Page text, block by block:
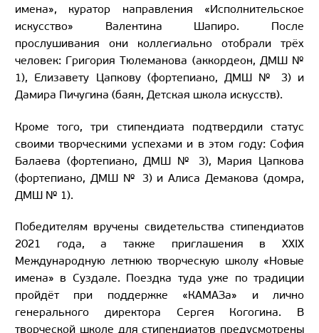
имена», куратор направления «Исполнительское
искусство» Валентина Шапиро. После
прослушивания они коллегиально отобрали трёх
человек: Григория Тюлеманова (аккордеон, ДМШ №
1), Елизавету Цапкову (фортепиано, ДМШ № 3) и
Дамира Пичугина (баян, Детская школа искусств).
Кроме того, три стипендиата подтвердили статус
своими творческими успехами и в этом году: София
Балаева (фортепиано, ДМШ № 3), Мария Цапкова
(фортепиано, ДМШ № 3) и Алиса Демакова (домра,
ДМШ № 1).
Победителям вручены свидетельства стипендиатов
2021 года, а также приглашения в XXIX
Международную летнюю творческую школу «Новые
имена» в Суздале. Поездка туда уже по традиции
пройдёт при поддержке «КАМАЗа» и лично
генерального директора Сергея Когогина. В
творческой школе для стипендиатов предусмотрены